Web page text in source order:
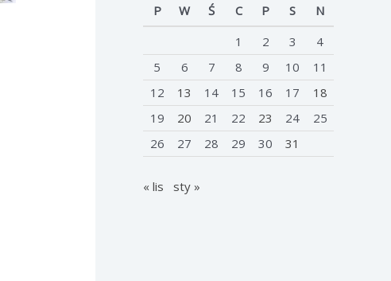
P
W Ś C P S
N
1
2 3
4
5
6 7 8 9 10
11
12
13 14 15 16 17
18
19
20 21 22 23 24
25
26
27 28 29 30 31
« lis sty »